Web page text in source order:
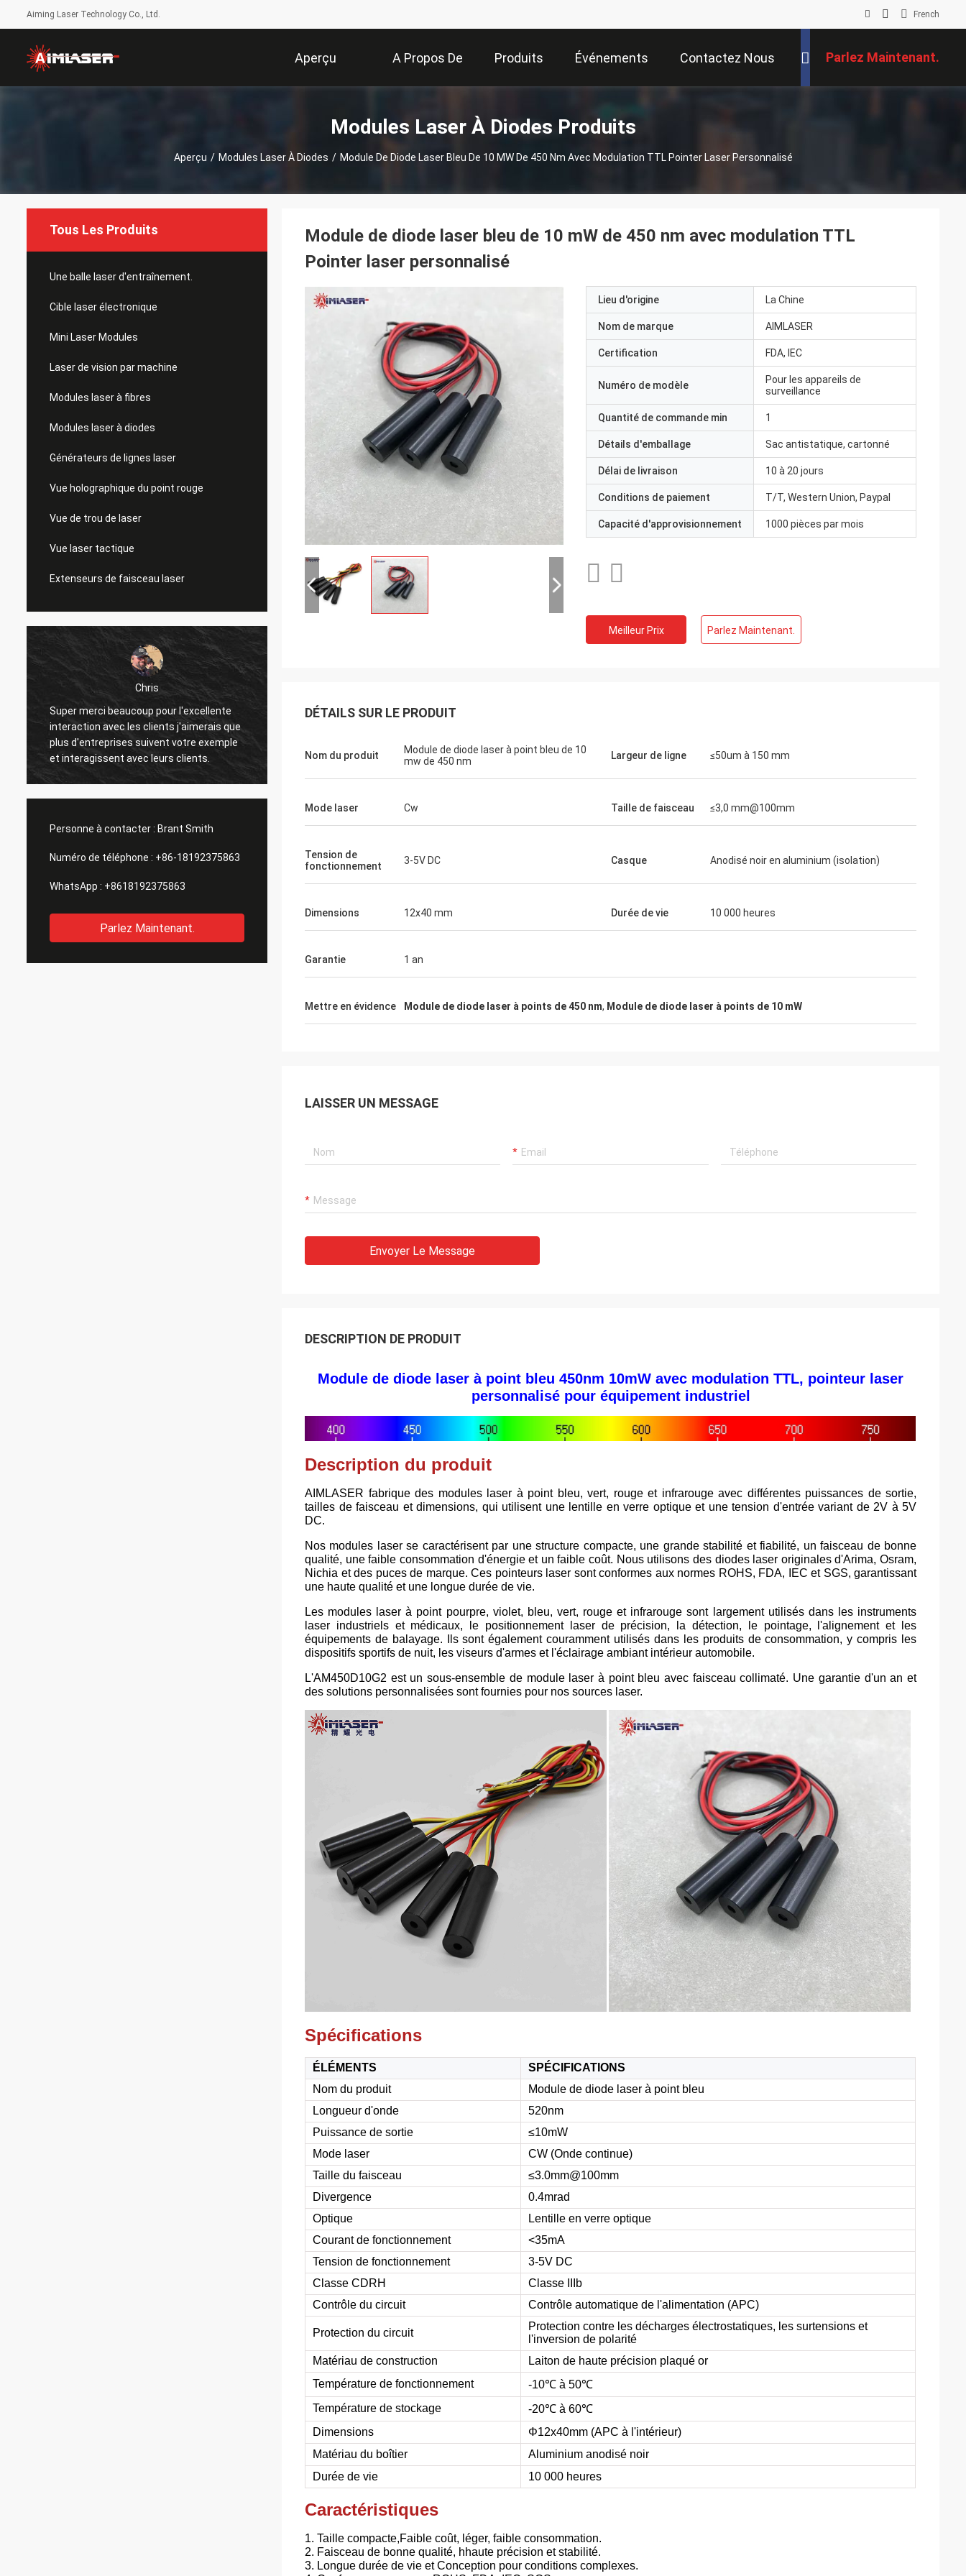
Aiming Laser Technology Co., Ltd. French
Aperçu A Propos De Produits Événements Contactez Nous Parlez Maintenant.
Modules Laser À Diodes Produits
Aperçu / Modules Laser À Diodes / Module De Diode Laser Bleu De 10 MW De 450 Nm Avec Modulation TTL Pointer Laser Personnalisé
Tous Les Produits
Une balle laser d'entraînement.
Cible laser électronique
Mini Laser Modules
Laser de vision par machine
Modules laser à fibres
Modules laser à diodes
Générateurs de lignes laser
Vue holographique du point rouge
Vue de trou de laser
Vue laser tactique
Extenseurs de faisceau laser
Chris
Super merci beaucoup pour l'excellente
interaction avec les clients j'aimerais que
plus d'entreprises suivent votre exemple
et interagissent avec leurs clients.
J'ai reçu le viseur holographique en bon
remarqué des taches ou des empreintes
améliorées, mais je vais les supposer
Personne à contacter : Brant Smith
Numéro de téléphone : +86-18192375863
WhatsApp : +8618192375863
Parlez Maintenant.
Module de diode laser bleu de 10 mW de 450 nm avec modulation TTL
Pointer laser personnalisé
Lieu d'origine La Chine
Nom de marque AIMLASER
Certification FDA, IEC
Numéro de modèle
Pour les appareils de
surveillance
Quantité de commande min 1
Détails d'emballage Sac antistatique, cartonné
Délai de livraison 10 à 20 jours
Conditions de paiement T/T, Western Union, Paypal
Capacité d'approvisionnement 1000 pièces par mois
Meilleur Prix Parlez Maintenant.
DÉTAILS SUR LE PRODUIT
Nom du produit
Module de diode laser à point bleu de 10
mw de 450 nm
Largeur de ligne ≤50um à 150 mm
Mode laser Cw Taille de faisceau ≤3,0 mm@100mm
Tension de
fonctionnement
3-5V DC Casque Anodisé noir en aluminium (isolation)
Dimensions 12x40 mm Durée de vie 10 000 heures
Garantie 1 an
Mettre en évidence Module de diode laser à points de 450 nm, Module de diode laser à points de 10 mW
LAISSER UN MESSAGE
Envoyer Le Message
DESCRIPTION DE PRODUIT
Module de diode laser à point bleu 450nm 10mW avec modulation TTL, pointeur laser
personnalisé pour équipement industriel
Description du produit
AIMLASER fabrique des modules laser à point bleu, vert, rouge et infrarouge avec différentes puissances de sortie,
tailles de faisceau et dimensions, qui utilisent une lentille en verre optique et une tension d'entrée variant de 2V à 5V
DC.
Nos modules laser se caractérisent par une structure compacte, une grande stabilité et fiabilité, un faisceau de bonne
qualité, une faible consommation d'énergie et un faible coût. Nous utilisons des diodes laser originales d'Arima, Osram,
Nichia et des puces de marque. Ces pointeurs laser sont conformes aux normes ROHS, FDA, IEC et SGS, garantissant
une haute qualité et une longue durée de vie.
Les modules laser à point pourpre, violet, bleu, vert, rouge et infrarouge sont largement utilisés dans les instruments
laser industriels et médicaux, le positionnement laser de précision, la détection, le pointage, l'alignement et les
équipements de balayage. Ils sont également couramment utilisés dans les produits de consommation, y compris les
dispositifs sportifs de nuit, les viseurs d'armes et l'éclairage ambiant intérieur automobile.
L'AM450D10G2 est un sous-ensemble de module laser à point bleu avec faisceau collimaté. Une garantie d'un an et
des solutions personnalisées sont fournies pour nos sources laser.
Spécifications
ÉLÉMENTS
SPÉCIFICATIONS
Nom du produit
Module de diode laser à point bleu
Longueur d'onde
520nm
Puissance de sortie
≤10mW
Mode laser
CW (Onde continue)
Taille du faisceau
≤3.0mm@100mm
Divergence
0.4mrad
Optique
Lentille en verre optique
Courant de fonctionnement
<35mA
Tension de fonctionnement
3-5V DC
Classe CDRH
Classe IIIb
Contrôle du circuit
Contrôle automatique de l'alimentation (APC)
Protection du circuit
Protection contre les décharges électrostatiques, les surtensions et
l'inversion de polarité
Matériau de construction
Laiton de haute précision plaqué or
Température de fonctionnement
-10℃ à 50℃
Température de stockage
-20℃ à 60℃
Dimensions
Φ12x40mm (APC à l'intérieur)
Matériau du boîtier
Aluminium anodisé noir
Durée de vie
10 000 heures
Caractéristiques
1. Taille compacte,Faible coût, léger, faible consommation.
2. Faisceau de bonne qualité, hhaute précision et stabilité.
3. Longue durée de vie etConception pour conditions complexes.